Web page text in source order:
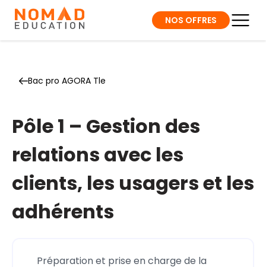
NOS OFFRES
Bac pro AGORA Tle
Pôle 1 – Gestion des
relations avec les
clients, les usagers et les
adhérents
Préparation et prise en charge de la